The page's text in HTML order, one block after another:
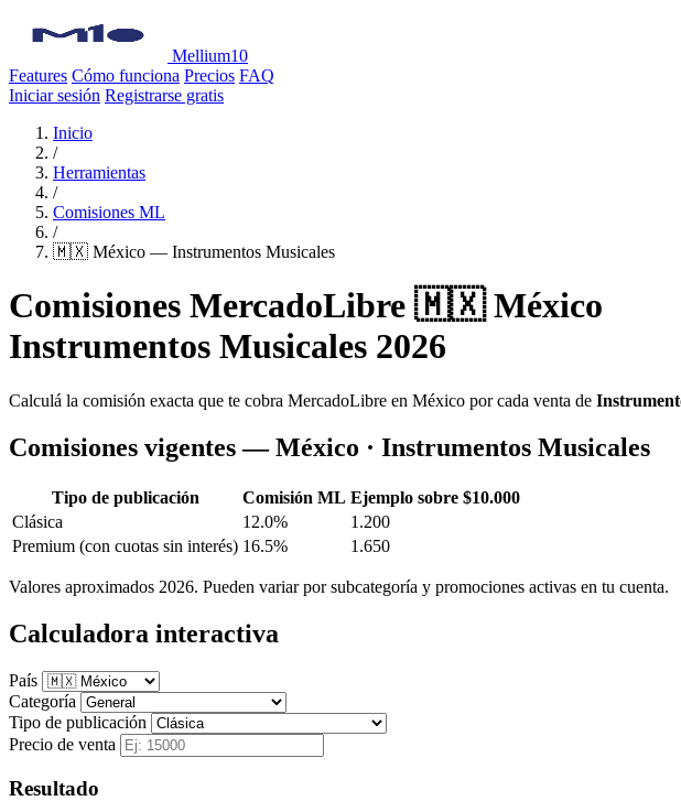
Mellium10
Features Cómo funciona Precios FAQ
Iniciar sesión Registrarse gratis
Inicio
/
Herramientas
/
Comisiones ML
/
🇲🇽 México — Instrumentos Musicales
Comisiones MercadoLibre 🇲🇽 México
Instrumentos Musicales 2026
Calculá la comisión exacta que te cobra MercadoLibre en México por cada venta de
Comisiones vigentes — México · Instrumentos Musicales
Tipo de publicación Comisión ML Ejemplo sobre $10.000
Clásica
12.0%
1.200
Premium (con cuotas sin interés) 16.5% 1.650
Valores aproximados 2026. Pueden variar por subcategoría y promociones activas en tu cuenta.
Calculadora interactiva
País
Categoría
Tipo de publicación
Precio de venta
Resultado